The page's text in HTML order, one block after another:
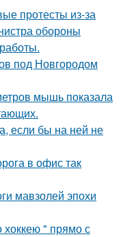
протесты из-за
обороны
под Новгородом
мышь показала
если бы на ней не
в офис так
мавзолей эпохи
" прямо с